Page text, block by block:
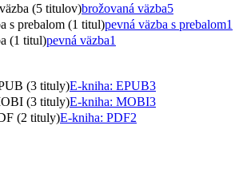
(5 titulov)brožovaná väzba5
s prebalom (1 titul)pevná väzba s prebalom1
(1 titul)pevná väzba1
(3 tituly)E-kniha: EPUB3
(3 tituly)E-kniha: MOBI3
(2 tituly)E-kniha: PDF2